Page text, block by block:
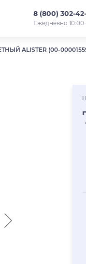
8 (800) 302-
Ежедневно 10:00
ALISTER (00-